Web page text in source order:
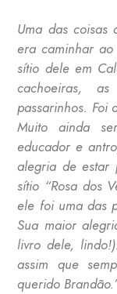
Uma das coisas
era caminhar
sítio dele em
cachoeiras,
passarinhos. Foi
Muito ainda
educador e
alegria de estar
sítio “Rosa dos
ele foi uma das
Sua maior
livro dele,
assim que
querido